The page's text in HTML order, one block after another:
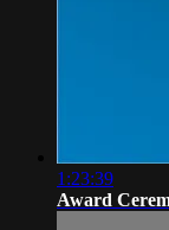
1:23:39
Award